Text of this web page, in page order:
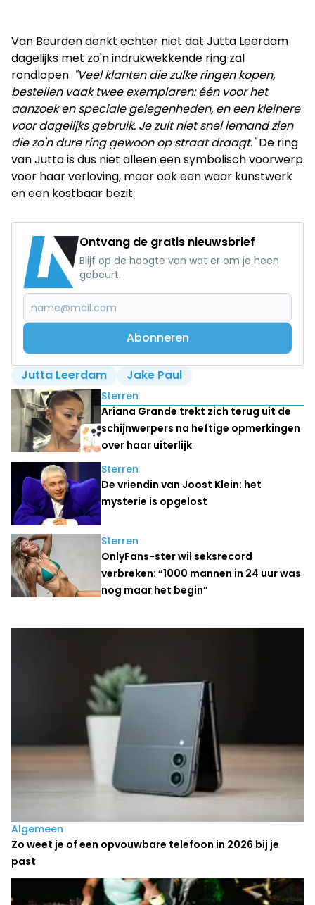
Van Beurden denkt echter niet dat Jutta Leerdam
dagelijks met zo'n indrukwekkende ring zal
rondlopen. "Veel klanten die zulke ringen kopen,
bestellen vaak twee exemplaren: één voor het
aanzoek en speciale gelegenheden, en een kleinere
voor dagelijks gebruik. Je zult niet snel iemand zien
die zo'n dure ring gewoon op straat draagt."De ring
van Jutta is dus niet alleen een symbolisch voorwerp
voor haar verloving, maar ook een waar kunstwerk
en een kostbaar bezit.
Ontvang de gratis nieuwsbrief
Blijf op de hoogte van wat er om je heen
gebeurt.
Abonneren
Jutta Leerdam Jake Paul
Lees ook
Sterren
Ariana Grande trekt zich terug uit de
schijnwerpers na heftige opmerkingen
over haar uiterlijk
Sterren
De vriendin van Joost Klein: het
mysterie is opgelost
Sterren
OnlyFans-ster wil seksrecord
verbreken: “1000 mannen in 24 uur was
nog maar het begin”
Laatste nieuws
Algemeen
Zo weet je of een opvouwbare telefoon in 2026 bij je
past